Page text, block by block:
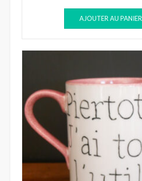
AJOUTER AU PANIER